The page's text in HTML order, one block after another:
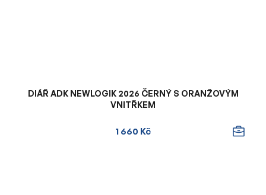
DIÁŘ ADK NEWLOGIK 2026 ČERNÝ S ORANŽOVÝM
VNITŘKEM
1 660 Kč